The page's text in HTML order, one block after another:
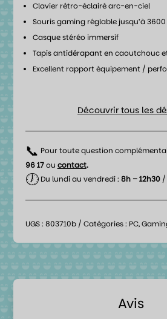
Clavier rétro-éclairé arc-en-ciel
Souris gaming réglable jusqu’à 3600
Casque stéréo immersif
Tapis antidérapant en caoutchouc
Excellent rapport équipement /
Découvrir tous les
📞 Pour toute question
96 17ou contact.
🕖Du lundi au vendredi : 8h – 12h30/
UGS : 803710b Catégories : PC,
Avis